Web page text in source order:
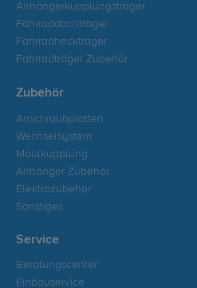
Anhängerkupplungsträger
Fahrraddachträger
Fahrradheckträger
Fahrradträger Zubehör
Zubehör
Anschraubplatten
Wechselsystem
Maulkupplung
Anhänger Zubehör
Elektrozubehör
Sonstiges
Service
Beratungscenter
Einbauservice